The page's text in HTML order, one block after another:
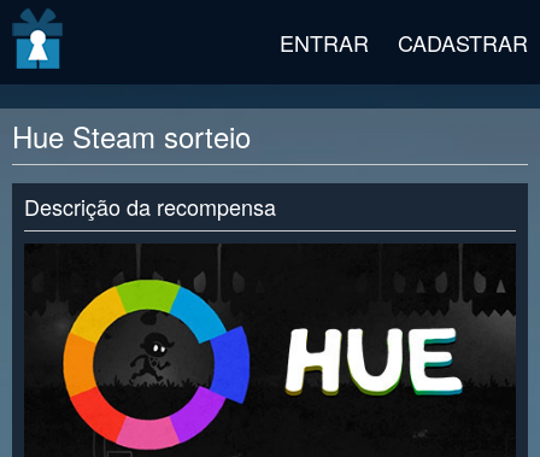
ENTRAR CADASTRAR
Hue Steam sorteio
Descrição da recompensa